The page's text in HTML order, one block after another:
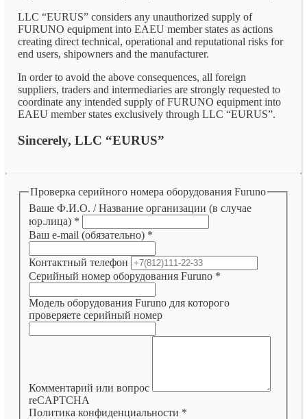
LLC “EURUS” considers any unauthorized supply of
FURUNO equipment into EAEU member states as actions
creating direct technical, operational and reputational risks for
end users, shipowners and the manufacturer.
In order to avoid the above consequences, all foreign
suppliers, traders and intermediaries are strongly requested to
coordinate any intended supply of FURUNO equipment into
EAEU member states exclusively through LLC “EURUS”.
Sincerely, LLC “EURUS”
Проверка серийного номера оборудования Furuno
Ваше Ф.И.О. / Название организации (в случае
юр.лица) *
Ваш e-mail (обязательно) *
Контактный телефон
Серийный номер оборудования Furuno *
Модель оборудования Furuno для которого
проверяете серийный номер
Комментарий или вопрос
reCAPTCHA
Политика конфиденциальности *